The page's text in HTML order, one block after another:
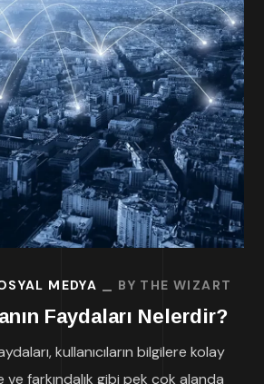
MEDYA BY THE WIZART
Faydaları Nelerdir?
kullanıcıların bilgilere kolay
farkındalık gibi pek çok alanda